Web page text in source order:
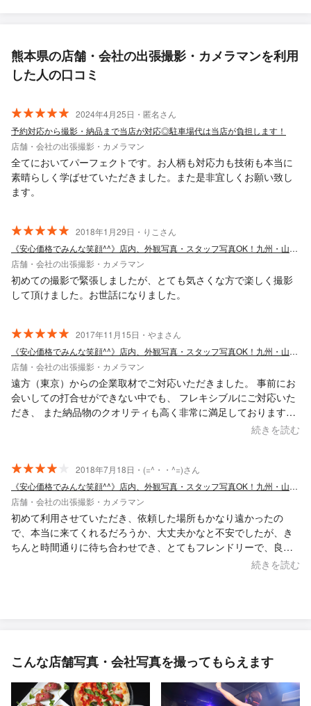
熊本県の店舗・会社の出張撮影・カメラマンを利用
した人の口コミ
2024年4月25日・匿名さん
予約対応から撮影・納品まで当店が対応◎駐車場代は当店が負担します！
店舗・会社の出張撮影・カメラマン
全てにおいてパーフェクトです。お人柄も対応力も技術も本当に
素晴らしく学ばせていただきました。また是非宜しくお願い致し
ます。
2018年1月29日・りこさん
《安心価格でみんな笑顔^^》店内、外観写真・スタッフ写真OK！九州・山口対応
店舗・会社の出張撮影・カメラマン
初めての撮影で緊張しましたが、とても気さくな方で楽しく撮影
して頂けました。お世話になりました。
2017年11月15日・やまさん
《安心価格でみんな笑顔^^》店内、外観写真・スタッフ写真OK！九州・山口対応
店舗・会社の出張撮影・カメラマン
遠方（東京）からの企業取材でご対応いただきました。 事前にお
会いしての打合せができない中でも、 フレキシブルにご対応いた
だき、 また納品物のクオリティも高く非常に満足しております。
今後も、九州方面でお仕事が発生した場合は ぜひお願いしたいと
続きを読む
2018年7月18日・(=^・・^=)さん
《安心価格でみんな笑顔^^》店内、外観写真・スタッフ写真OK！九州・山口対応
店舗・会社の出張撮影・カメラマン
初めて利用させていただき、依頼した場所もかなり遠かったの
で、本当に来てくれるだろうか、大丈夫かなと不安でしたが、き
ちんと時間通りに待ち合わせでき、とてもフレンドリーで、良心
的な方でした。 写真も驚くような枚数を撮っていただけました。
続きを読む
こんな店舗写真・会社写真を撮ってもらえます